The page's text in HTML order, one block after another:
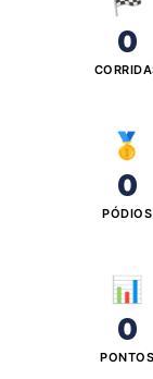
0
🥇
0
PÓDIOS
📊
0
PONTOS